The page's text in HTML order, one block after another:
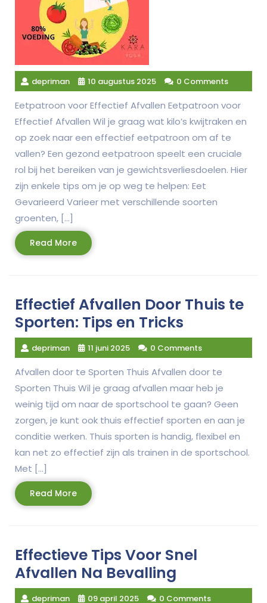
depriman 10 augustus 2025 0 Comments
Eetpatroon voor Effectief Afvallen Eetpatroon voor
Effectief Afvallen Wil je graag wat kilo’s kwijtraken en
op zoek naar een effectief eetpatroon om af te
vallen? Een gezond eetpatroon speelt een cruciale
rol bij het bereiken van je gewichtsverliesdoelen. Hier
zijn enkele tips om je op weg te helpen: Eet
Gevarieerd Varieer met verschillende soorten
groenten, […]
Read MoreRead
More
Effectief Afvallen Door Thuis te
Sporten: Tips en Tricks
depriman 11 juni 2025 0 Comments
Afvallen door te Sporten Thuis Afvallen door te
Sporten Thuis Wil je graag afvallen maar heb je
weinig tijd om naar de sportschool te gaan? Geen
zorgen, je kunt ook thuis effectief sporten en aan je
conditie werken. Thuis sporten is handig, flexibel en
kan net zo effectief zijn als trainen in de sportschool.
Met […]
Read MoreRead
More
Effectieve Tips Voor Snel
Afvallen Na Bevalling
depriman 09 april 2025 0 Comments